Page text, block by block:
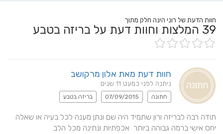
חוות הדעת של רוני הינה חלק מתוך
39 המלצות וחוות דעת על בריזה בטבע
חוות דעת מאת אלון מרקושב
ניתנה לפני כמעט 11 שנים
חתונה 07/09/2015 בריזה בטבע
יחס אישי ברמה גבוהה ביותר  אכפתיות ונתינה מכל הלב